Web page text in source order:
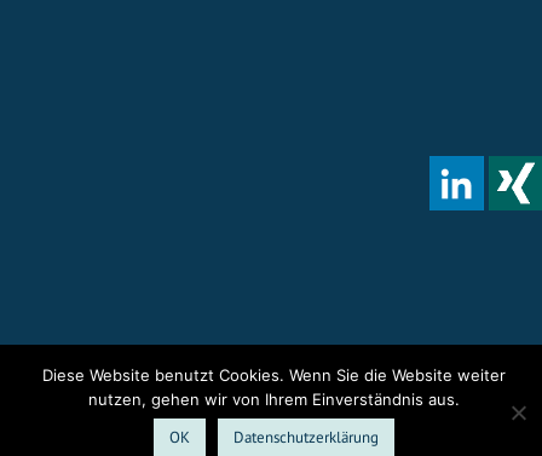
Diese Website benutzt Cookies. Wenn Sie die Website weiter
nutzen, gehen wir von Ihrem Einverständnis aus.
OK Datenschutzerklärung